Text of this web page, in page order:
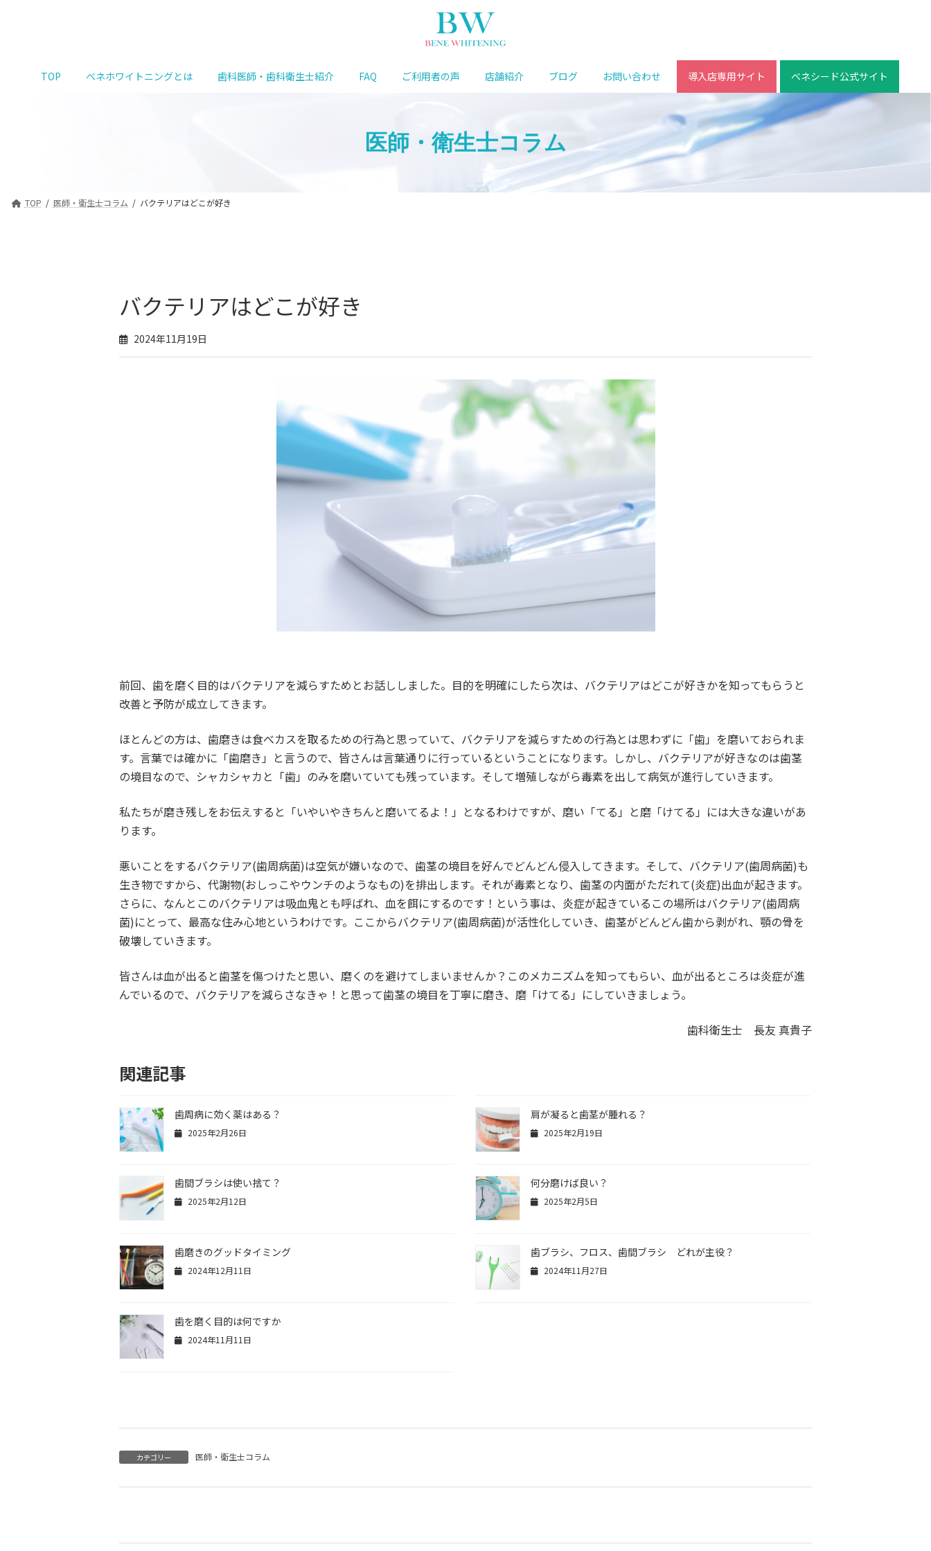
TOP ベネホワイトニングとは 歯科医師・歯科衛生士紹介 FAQ ご利用者の声 店舗紹介 ブログ お問い合わせ 導入店専用サイト ベネシード公式サイト
医師・衛生士コラム
TOP 医師・衛生士コラム バクテリアはどこが好き
バクテリアはどこが好き
2024年11月19日
前回、歯を磨く目的はバクテリアを減らすためとお話ししました。目的を明確にしたら次は、バクテリアはどこが好きかを知ってもらうと
改善と予防が成立してきます。
ほとんどの方は、歯磨きは食べカスを取るための行為と思っていて、バクテリアを減らすための行為とは思わずに「歯」を磨いておられま
す。言葉では確かに「歯磨き」と言うので、皆さんは言葉通りに行っているということになります。しかし、バクテリアが好きなのは歯茎
の境目なので、シャカシャカと「歯」のみを磨いていても残っています。そして増殖しながら毒素を出して病気が進行していきます。
私たちが磨き残しをお伝えすると「いやいやきちんと磨いてるよ！」となるわけですが、磨い「てる」と磨「けてる」には大きな違いがあ
ります。
悪いことをするバクテリア(歯周病菌)は空気が嫌いなので、歯茎の境目を好んでどんどん侵入してきます。そして、バクテリア(歯周病菌)も
生き物ですから、代謝物(おしっこやウンチのようなもの)を排出します。それが毒素となり、歯茎の内面がただれて(炎症)出血が起きます。
さらに、なんとこのバクテリアは吸血鬼とも呼ばれ、血を餌にするのです！という事は、炎症が起きているこの場所はバクテリア(歯周病
菌)にとって、最高な住み心地というわけです。ここからバクテリア(歯周病菌)が活性化していき、歯茎がどんどん歯から剥がれ、顎の骨を
破壊していきます。
皆さんは血が出ると歯茎を傷つけたと思い、磨くのを避けてしまいませんか？このメカニズムを知ってもらい、血が出るところは炎症が進
んでいるので、バクテリアを減らさなきゃ！と思って歯茎の境目を丁寧に磨き、磨「けてる」にしていきましょう。
歯科衛生士 長友 真貴子
関連記事
歯周病に効く薬はある？
2025年2月26日
肩が凝ると歯茎が腫れる？
2025年2月19日
歯間ブラシは使い捨て？
2025年2月12日
何分磨けば良い？
2025年2月5日
歯磨きのグッドタイミング
2024年12月11日
歯ブラシ、フロス、歯間ブラシ どれが主役？
2024年11月27日
歯を磨く目的は何ですか
2024年11月11日
カテゴリー 医師・衛生士コラム